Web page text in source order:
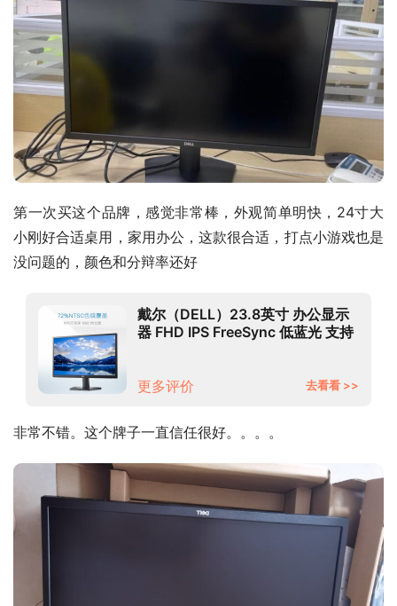
第一次买这个品牌，感觉非常棒，外观简单明快，24寸大
小刚好合适桌用，家用办公，这款很合适，打点小游戏也是
没问题的，颜色和分辩率还好
戴尔（DELL）23.8英寸 办公显示
器 FHD IPS FreeSync 低蓝光 支持
更多评价
去看看 >>
非常不错。这个牌子一直信任很好。。。。